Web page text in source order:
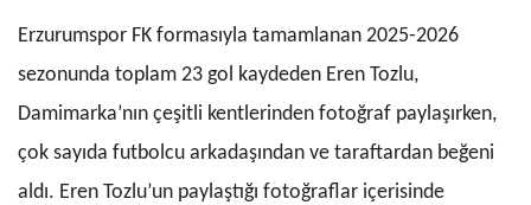
Erzurumspor FK formasıyla tamamlanan 2025-2026
sezonunda toplam 23 gol kaydeden Eren Tozlu,
Damimarka’nın çeşitli kentlerinden fotoğraf paylaşırken,
çok sayıda futbolcu arkadaşından ve taraftardan beğeni
aldı. Eren Tozlu’un paylaştığı fotoğraflar içerisinde